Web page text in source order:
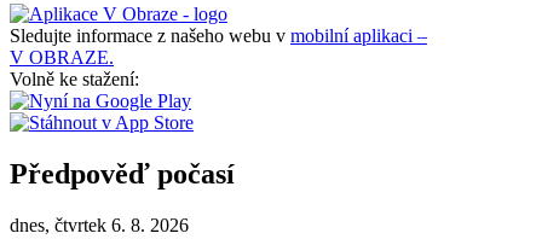
Sledujte informace z našeho webu v mobilní aplikaci –
V OBRAZE.
Volně ke stažení:
Předpověď počasí
dnes, čtvrtek 6. 8. 2026